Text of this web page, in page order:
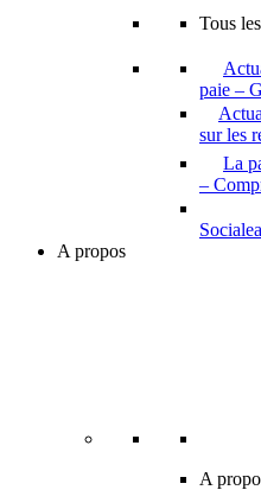
Tous
paie –
sur les
La
–
Socialea
A propos
A